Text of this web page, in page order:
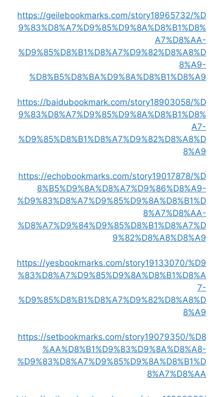
https://geilebookmarks.com/story18965732/%D
9%83%D8%A7%D9%85%D9%8A%D8%B1%D8%
A7%D8%AA-
%D9%85%D8%B1%D8%A7%D9%82%D8%A8%D
8%A9-
%D8%B5%D8%BA%D9%8A%D8%B1%D8%A9
https://baidubookmark.com/story18903058/%D
9%83%D8%A7%D9%85%D9%8A%D8%B1%D8%
A7-
%D9%85%D8%B1%D8%A7%D9%82%D8%A8%D
8%A9
https://echobookmarks.com/story19017878/%D
8%B5%D9%8A%D8%A7%D9%86%D8%A9-
%D9%83%D8%A7%D9%85%D9%8A%D8%B1%D
8%A7%D8%AA-
%D8%A7%D9%84%D9%85%D8%B1%D8%A7%D
9%82%D8%A8%D8%A9
https://yesbookmarks.com/story19133070/%D9
%83%D8%A7%D9%85%D9%8A%D8%B1%D8%A
7-
%D9%85%D8%B1%D8%A7%D9%82%D8%A8%D
8%A9
https://setbookmarks.com/story19079350/%D8
%AA%D8%B1%D9%83%D9%8A%D8%A8-
%D9%83%D8%A7%D9%85%D9%8A%D8%B1%D
8%A7%D8%AA